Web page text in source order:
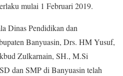
mulai 1 Februari 2019.
Dinas Pendidikan dan
Banyuasin, Drs. HM Yusuf,
Zulkarnain, SH., M.Si
dan SMP di Banyuasin telah